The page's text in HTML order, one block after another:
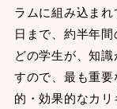
ラムに組み込ま
日まで、約半年
どの学生が、知
すので、最も重
的・効果的なカリ